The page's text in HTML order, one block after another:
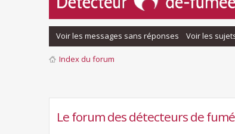
Voir les messages sans réponses Voir les
Index du forum
Le forum des détecteurs de